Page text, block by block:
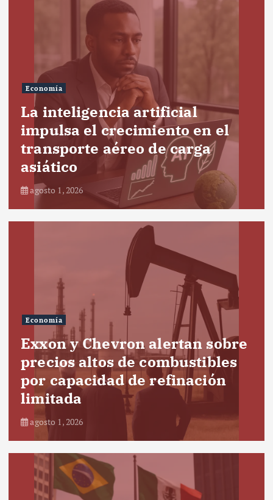
Economía
La inteligencia artificial
impulsa el crecimiento en el
transporte aéreo de carga
asiático
agosto 1, 2026
Economía
Exxon y Chevron alertan sobre
precios altos de combustibles
por capacidad de refinación
limitada
agosto 1, 2026